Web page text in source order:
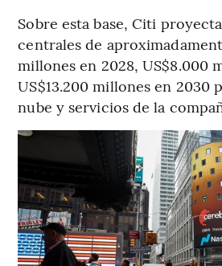
Sobre esta base, Citi
centrales de
millones en 2028, US$8.000
US$13.200 millones en 2030
nube y servicios de la